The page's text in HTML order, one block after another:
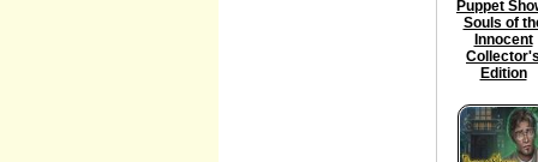
Puppet
Souls of
Innocent
Edition